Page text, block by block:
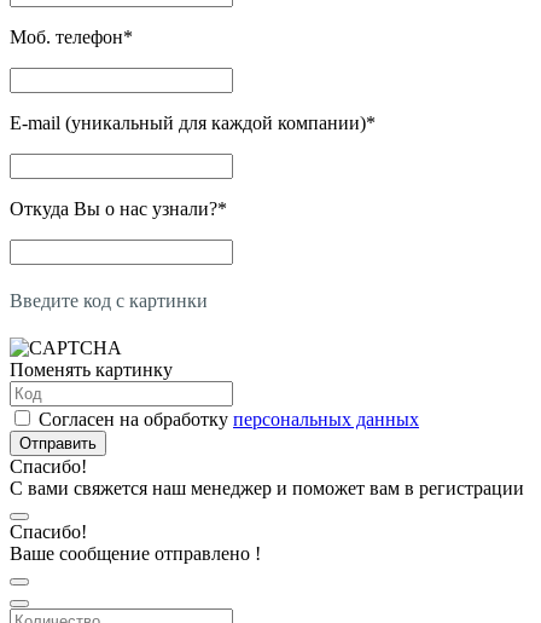
Моб. телефон*
E-mail (уникальный для каждой компании)*
Откуда Вы о нас узнали?*
Введите код с картинки
Поменять картинку
Согласен на обработку персональных данных
Отправить
Спасибо!
С вами свяжется наш менеджер и поможет вам в регистрации
Спасибо!
Ваше сообщение отправлено !